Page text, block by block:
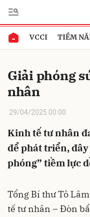
VCCI TIỀM
Giải phóng
nhân
29/04/2025 00:00
Kinh tế tư nhân
để phát triển,
phóng” tiềm lực
Tổng Bí thư Tô
tế tư nhân – Đòn
Gửi bình luận